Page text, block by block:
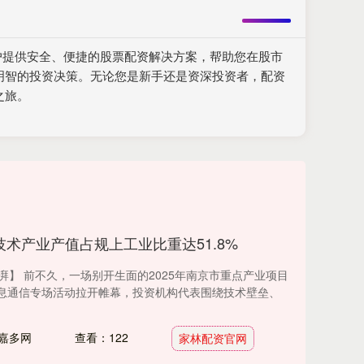
供安全、便捷的股票配资解决方案，帮助您在股市
的投资决策。无论您是新手还是资深投资者，配资
。
产业产值占规上工业比重达51.8%
】 前不久，一场别开生面的2025年南京市重点产业项目
信专场活动拉开帷幕，投资机构代表围绕技术壁垒、
多网 查看：122 家林配资官网